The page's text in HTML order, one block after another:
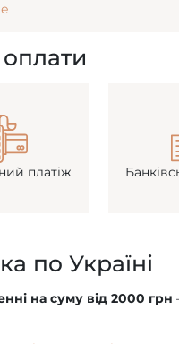
платіж
по Україні
на суму від 2000 грн